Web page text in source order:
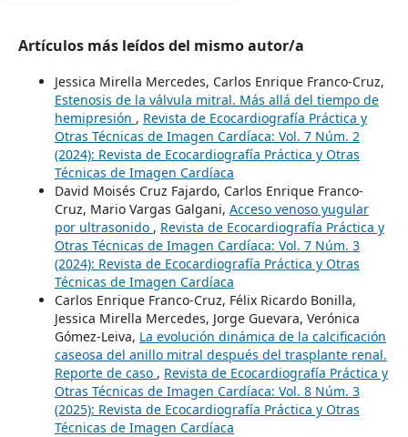
Artículos más leídos del mismo autor/a
Jessica Mirella Mercedes, Carlos Enrique Franco-Cruz,
Estenosis de la válvula mitral. Más allá del tiempo de
hemipresión , Revista de Ecocardiografía Práctica y
Otras Técnicas de Imagen Cardíaca: Vol. 7 Núm. 2
(2024): Revista de Ecocardiografía Práctica y Otras
Técnicas de Imagen Cardíaca
David Moisés Cruz Fajardo, Carlos Enrique Franco-
Cruz, Mario Vargas Galgani, Acceso venoso yugular
por ultrasonido , Revista de Ecocardiografía Práctica y
Otras Técnicas de Imagen Cardíaca: Vol. 7 Núm. 3
(2024): Revista de Ecocardiografía Práctica y Otras
Técnicas de Imagen Cardíaca
Carlos Enrique Franco-Cruz, Félix Ricardo Bonilla,
Jessica Mirella Mercedes, Jorge Guevara, Verónica
Gómez-Leiva, La evolución dinámica de la calcificación
caseosa del anillo mitral después del trasplante renal.
Reporte de caso , Revista de Ecocardiografía Práctica y
Otras Técnicas de Imagen Cardíaca: Vol. 8 Núm. 3
(2025): Revista de Ecocardiografía Práctica y Otras
Técnicas de Imagen Cardíaca